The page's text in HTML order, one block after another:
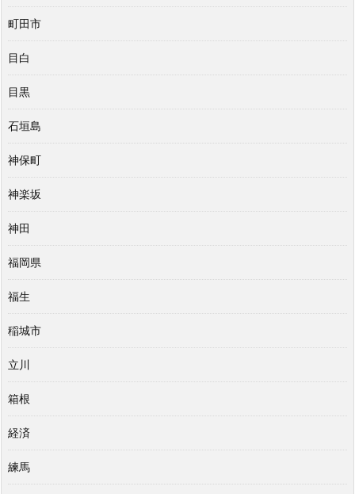
町田市
目白
目黒
石垣島
神保町
神楽坂
神田
福岡県
福生
稲城市
立川
箱根
経済
練馬